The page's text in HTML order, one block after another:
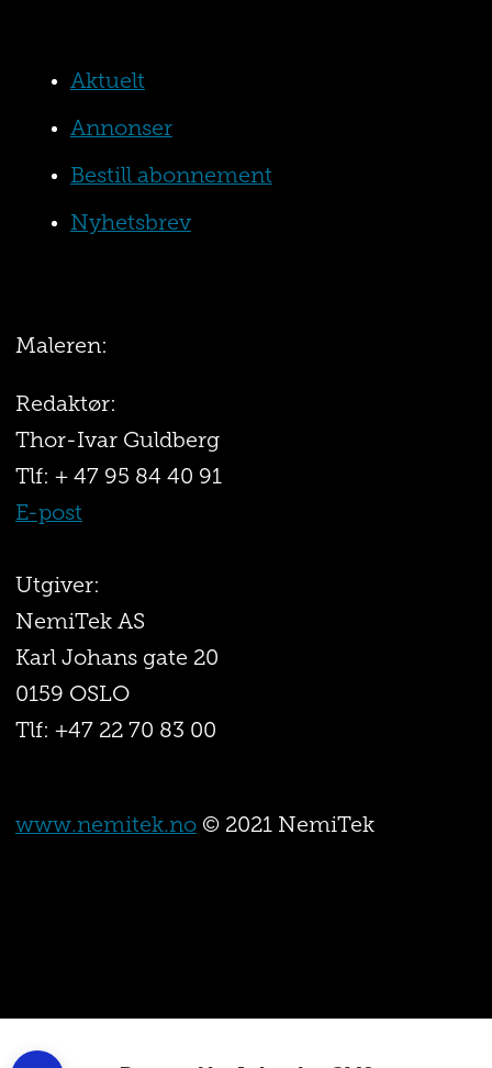
Aktuelt
Annonser
Bestill abonnement
Nyhetsbrev
Maleren:
Redaktør:
Thor-Ivar Guldberg
Tlf: + 47 95 84 40 91
E-post
Utgiver:
NemiTek AS
Karl Johans gate 20
0159 OSLO
Tlf: +47 22 70 83 00
www.nemitek.no© 2021 NemiTek